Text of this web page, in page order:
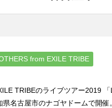
from EXILE TRIBE
TRIBEのライブツアー2019
名古屋市のナゴヤドームで開